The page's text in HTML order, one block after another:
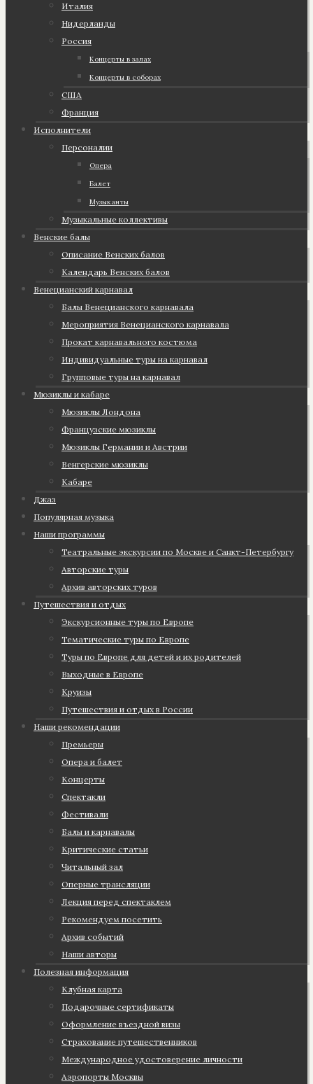
Италия
Нидерланды
Россия
Концерты в залах
Концерты в соборах
США
Франция
Исполнители
Персоналии
Опера
Балет
Музыканты
Музыкальные коллективы
Венские балы
Описание Венских балов
Календарь Венских балов
Венецианский карнавал
Балы Венецианского карнавала
Мероприятия Венецианского карнавала
Прокат карнавального костюма
Индивидуальные туры на карнавал
Групповые туры на карнавал
Мюзиклы и кабаре
Мюзиклы Лондона
Французские мюзиклы
Мюзиклы Германии и Австрии
Венгерские мюзиклы
Кабаре
Джаз
Популярная музыка
Наши программы
Театральные экскурсии по Москве и Санкт-Петербургу
Авторские туры
Архив авторских туров
Путешествия и отдых
Экскурсионные туры по Европе
Тематические туры по Европе
Туры по Европе для детей и их родителей
Выходные в Европе
Круизы
Путешествия и отдых в России
Наши рекомендации
Премьеры
Опера и балет
Концерты
Спектакли
Фестивали
Балы и карнавалы
Критические статьи
Читальный зал
Оперные трансляции
Лекция перед спектаклем
Рекомендуем посетить
Архив событий
Наши авторы
Полезная информация
Клубная карта
Подарочные сертификаты
Оформление въездной визы
Страхование путешественников
Международное удостоверение личности
Аэропорты Москвы